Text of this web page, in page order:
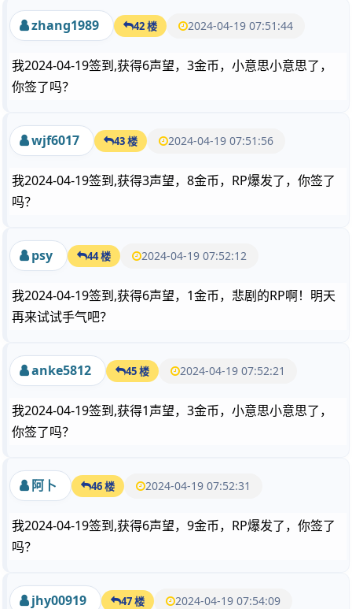
zhang1989 42 楼 2024-04-19 07:51:44
我2024-04-19签到,获得6声望，3金币，小意思小意思了，
你签了吗？
wjf6017 43 楼 2024-04-19 07:51:56
我2024-04-19签到,获得3声望，8金币，RP爆发了，你签了
吗？
psy 44 楼 2024-04-19 07:52:12
我2024-04-19签到,获得6声望，1金币，悲剧的RP啊！明天
再来试试手气吧？
anke5812 45 楼 2024-04-19 07:52:21
我2024-04-19签到,获得1声望，3金币，小意思小意思了，
你签了吗？
阿卜 46 楼 2024-04-19 07:52:31
我2024-04-19签到,获得6声望，9金币，RP爆发了，你签了
吗？
jhy00919 47 楼 2024-04-19 07:54:09